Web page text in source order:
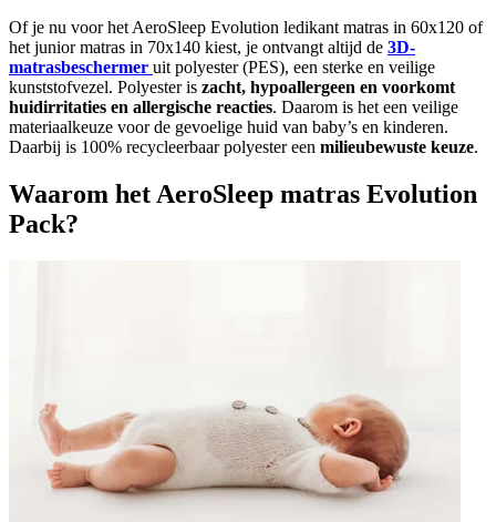
Of je nu voor het AeroSleep Evolution ledikant matras in 60x120 of
het junior matras in 70x140 kiest, je ontvangt altijd de 3D-
matrasbeschermer uit polyester (PES), een sterke en veilige
kunststofvezel. Polyester is zacht, hypoallergeen en voorkomt
huidirritaties en allergische reacties. Daarom is het een veilige
materiaalkeuze voor de gevoelige huid van baby’s en kinderen.
Daarbij is 100% recycleerbaar polyester een milieubewuste keuze.
Waarom het AeroSleep matras Evolution
Pack?